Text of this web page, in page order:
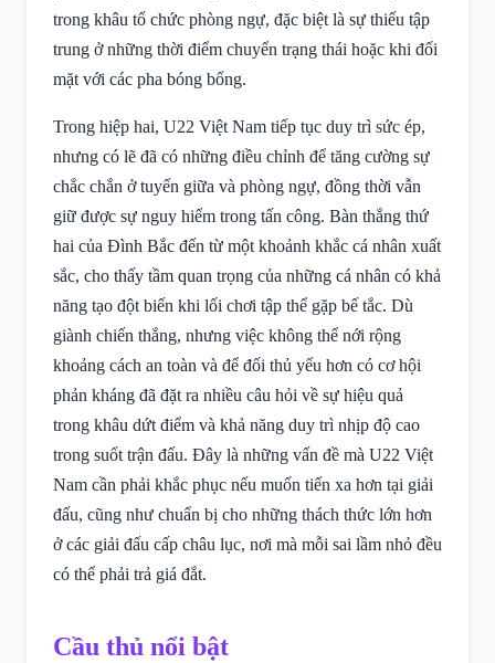
trong khâu tổ chức phòng ngự, đặc biệt là sự thiếu tập
trung ở những thời điểm chuyển trạng thái hoặc khi đối
mặt với các pha bóng bổng.
Trong hiệp hai, U22 Việt Nam tiếp tục duy trì sức ép,
nhưng có lẽ đã có những điều chỉnh để tăng cường sự
chắc chắn ở tuyến giữa và phòng ngự, đồng thời vẫn
giữ được sự nguy hiểm trong tấn công. Bàn thắng thứ
hai của Đình Bắc đến từ một khoảnh khắc cá nhân xuất
sắc, cho thấy tầm quan trọng của những cá nhân có khả
năng tạo đột biến khi lối chơi tập thể gặp bế tắc. Dù
giành chiến thắng, nhưng việc không thể nới rộng
khoảng cách an toàn và để đối thủ yếu hơn có cơ hội
phản kháng đã đặt ra nhiều câu hỏi về sự hiệu quả
trong khâu dứt điểm và khả năng duy trì nhịp độ cao
trong suốt trận đấu. Đây là những vấn đề mà U22 Việt
Nam cần phải khắc phục nếu muốn tiến xa hơn tại giải
đấu, cũng như chuẩn bị cho những thách thức lớn hơn
ở các giải đấu cấp châu lục, nơi mà mỗi sai lầm nhỏ đều
có thể phải trả giá đắt.
Cầu thủ nổi bật